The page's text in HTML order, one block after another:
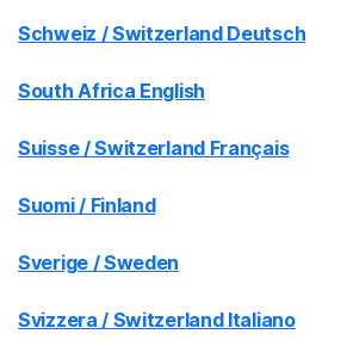
Schweiz / Switzerland Deutsch
South Africa English
Suisse / Switzerland Français
Suomi / Finland
Sverige / Sweden
Svizzera / Switzerland Italiano